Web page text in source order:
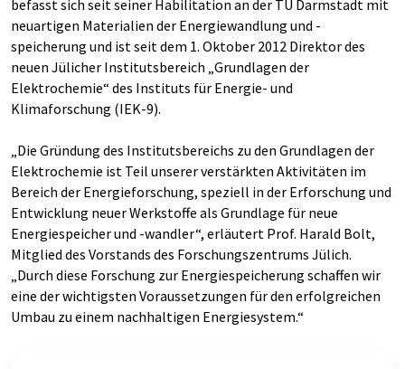
befasst sich seit seiner Habilitation an der TU Darmstadt mit
neuartigen Materialien der Energiewandlung und -
speicherung und ist seit dem 1. Oktober 2012 Direktor des
neuen Jülicher Institutsbereich „Grundlagen der
Elektrochemie“ des Instituts für Energie- und
Klimaforschung (IEK-9).
„Die Gründung des Institutsbereichs zu den Grundlagen der
Elektrochemie ist Teil unserer verstärkten Aktivitäten im
Bereich der Energieforschung, speziell in der Erforschung und
Entwicklung neuer Werkstoffe als Grundlage für neue
Energiespeicher und -wandler“, erläutert Prof. Harald Bolt,
Mitglied des Vorstands des Forschungszentrums Jülich.
„Durch diese Forschung zur Energiespeicherung schaffen wir
eine der wichtigsten Voraussetzungen für den erfolgreichen
Umbau zu einem nachhaltigen Energiesystem.“